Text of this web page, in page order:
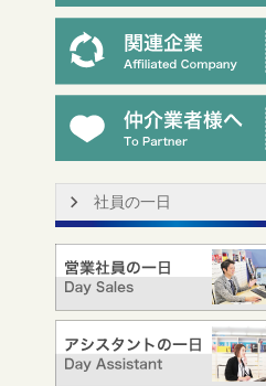
社員の一日